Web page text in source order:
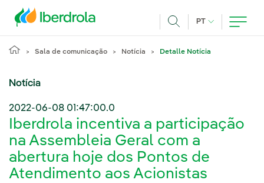
PT IDIOMA ATUAL,
Sala de comunicação Notícia Detalle Notícia
Notícia
2022-06-08 01:47:00.0
Iberdrola incentiva a participação
na Assembleia Geral com a
abertura hoje dos Pontos de
Atendimento aos Acionistas